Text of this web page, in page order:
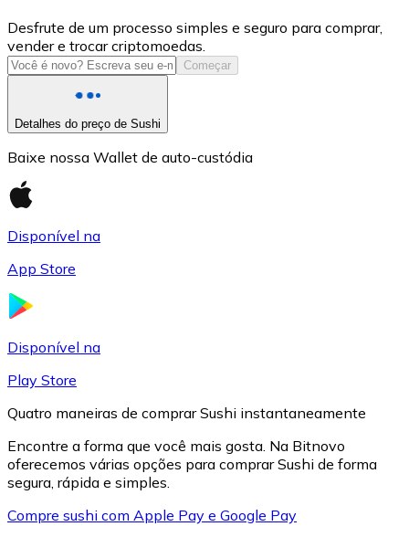
USD Coin
USDC
Desfrute de um processo simples e seguro para comprar,
vender e trocar criptomoedas.
Começar
Detalhes do preço de Sushi
Baixe nossa Wallet de auto-custódia
Disponível na
App Store
Disponível na
Play Store
Quatro maneiras de comprar Sushi instantaneamente
Encontre a forma que você mais gosta. Na Bitnovo
oferecemos várias opções para comprar Sushi de forma
segura, rápida e simples.
Compre sushi com Apple Pay e Google Pay